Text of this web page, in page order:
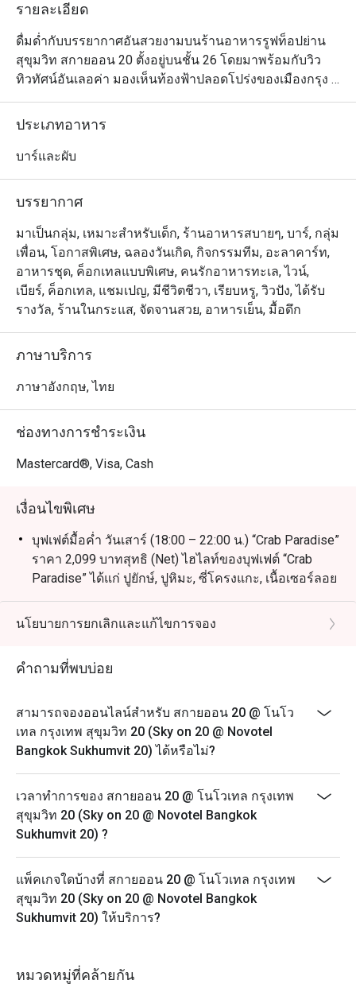
รายละเอียด
ดื่มด่ำกับบรรยากาศอันสวยงามบนร้านอาหารรูฟท็อปย่าน
สุขุมวิท สกายออน 20 ตั้งอยู่บนชั้น 26 โดยมาพร้อมกับวิว
ทิวทัศน์อันเลอค่า มองเห็นท้องฟ้าปลอดโปร่งของเมืองกรุง
และเพลิดเพลินกับการชมพระอาทิตย์ที่กำลังจะตกดิน ทาง
ร้านพร้อมที่จะเสิร์ฟเมนูเครื่องดื่มมากมาย รวมไปถึงเมนู
Belvedere ส่วนเชฟนั้นยังใส่ใจกับการเลือกสรรค์วัตถุดิบ เพื่อ
ประเภทอาหาร
บาร์และผับ
บรรยากาศ
มาเป็นกลุ่ม, เหมาะสำหรับเด็ก, ร้านอาหารสบายๆ, บาร์, กลุ่ม
เพื่อน, โอกาสพิเศษ, ฉลองวันเกิด, กิจกรรมทีม, อะลาคาร์ท,
อาหารชุด, ค็อกเทลแบบพิเศษ, คนรักอาหารทะเล, ไวน์,
เบียร์, ค็อกเทล, แชมเปญ, มีชีวิตชีวา, เรียบหรู, วิวปัง, ได้รับ
รางวัล, ร้านในกระแส, จัดจานสวย, อาหารเย็น, มื้อดึก
ภาษาบริการ
ภาษาอังกฤษ, ไทย
ช่องทางการชำระเงิน
Mastercard®, Visa, Cash
เงื่อนไขพิเศษ
บุฟเฟต์มื้อค่ำ วันเสาร์ (18:00 – 22:00 น.) “Crab Paradise”
ราคา 2,099 บาทสุทธิ (Net) ไฮไลท์ของบุฟเฟต์ “Crab
Paradise” ได้แก่ ปูยักษ์, ปูหิมะ, ซี่โครงแกะ, เนื้อเซอร์ลอย
น์, กุ้งแม่น้ำ, หอยนางรม และเมนูอื่นๆ อีกมากมาย
บุฟเฟต์อาหารเช้านานาชาติ (ทุกวัน): 06:30 – 10:30 น.
บุฟเฟต์อาหารทะเลนานาชาติ มื้อกลางวันวันเสาร์: 12:00
ซันเดย์ บรันช์ (Sunday Brunch): 12:00 – 15:00 น. ราคา
1,999 บาทสุทธิ
ราคาสำหรับเด็ก:
เด็กอายุ 6-12 ปี: 600 บาท
ส่วนลดใช้ได้เฉพาะค่าอาหารและเครื่องดื่มที่ไม่มี
แอลกอฮอล์เท่านั้น
นโยบายการยกเลิกและแก้ไขการจอง
คำถามที่พบบ่อย
สามารถจองออนไลน์สำหรับ สกายออน 20 @ โนโว
เทล กรุงเทพ สุขุมวิท 20 (Sky on 20 @ Novotel
Bangkok Sukhumvit 20) ได้หรือไม่?
เวลาทำการของ สกายออน 20 @ โนโวเทล กรุงเทพ
สุขุมวิท 20 (Sky on 20 @ Novotel Bangkok
Sukhumvit 20) ?
แพ็คเกจใดบ้างที่ สกายออน 20 @ โนโวเทล กรุงเทพ
สุขุมวิท 20 (Sky on 20 @ Novotel Bangkok
Sukhumvit 20) ให้บริการ?
หมวดหมู่ที่คล้ายกัน